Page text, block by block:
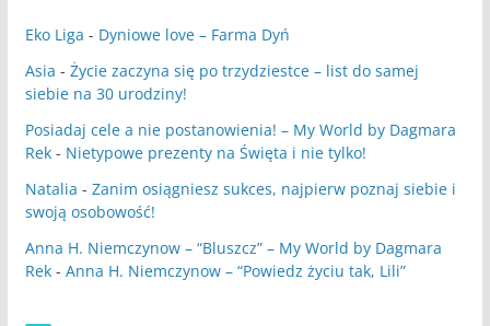
Eko Liga - Dyniowe love – Farma Dyń
Asia - Życie zaczyna się po trzydziestce – list do samej
siebie na 30 urodziny!
Posiadaj cele a nie postanowienia! – My World by Dagmara
Rek- Nietypowe prezenty na Święta i nie tylko!
Natalia - Zanim osiągniesz sukces, najpierw poznaj siebie i
swoją osobowość!
Anna H. Niemczynow – “Bluszcz” – My World by Dagmara
Rek- Anna H. Niemczynow – “Powiedz życiu tak, Lili”